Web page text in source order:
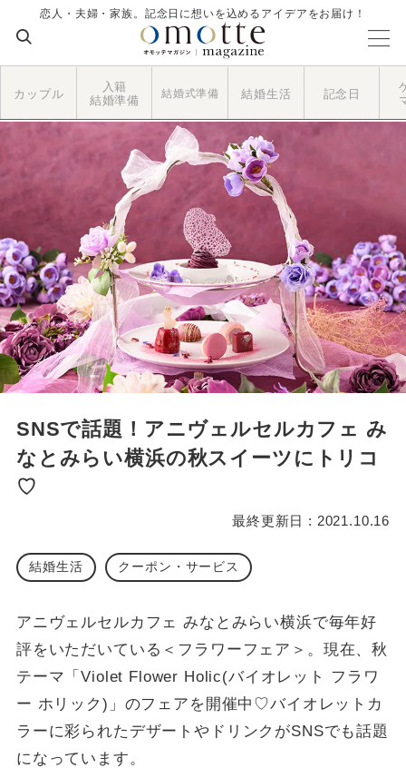
恋人・夫婦・家族。記念日に想いを込めるアイデアをお届け！
カップル
入籍
結婚準備
結婚式準備 結婚生活 記念日
SNSで話題！アニヴェルセルカフェ み
なとみらい横浜の秋スイーツにトリコ
♡
最終更新日 : 2021.10.16
結婚生活 クーポン・サービス
アニヴェルセルカフェ みなとみらい横浜で毎年好
評をいただいている＜フラワーフェア＞。現在、秋
テーマ「Violet Flower Holic(バイオレット フラワ
ー ホリック)」のフェアを開催中♡バイオレットカ
ラーに彩られたデザートやドリンクがSNSでも話題
になっています。